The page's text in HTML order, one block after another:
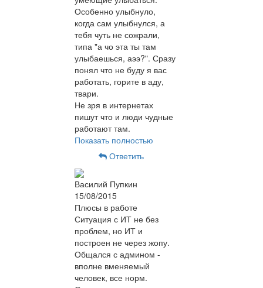
Особенно улыбнуло,
когда сам улыбнулся, а
тебя чуть не сожрали,
типа "а чо эта ты там
улыбаешься, аээ?". Сразу
понял что не буду я вас
работать, горите в аду,
твари.
Не зря в интернетах
пишут что и люди чудные
работают там.
Показать полностью
Ответить
Василий Пупкин
15/08/2015
Плюсы в работе
Ситуация с ИТ не без
проблем, но ИТ и
построен не через жопу.
Общался с админом -
вполне вменяемый
человек, все норм.